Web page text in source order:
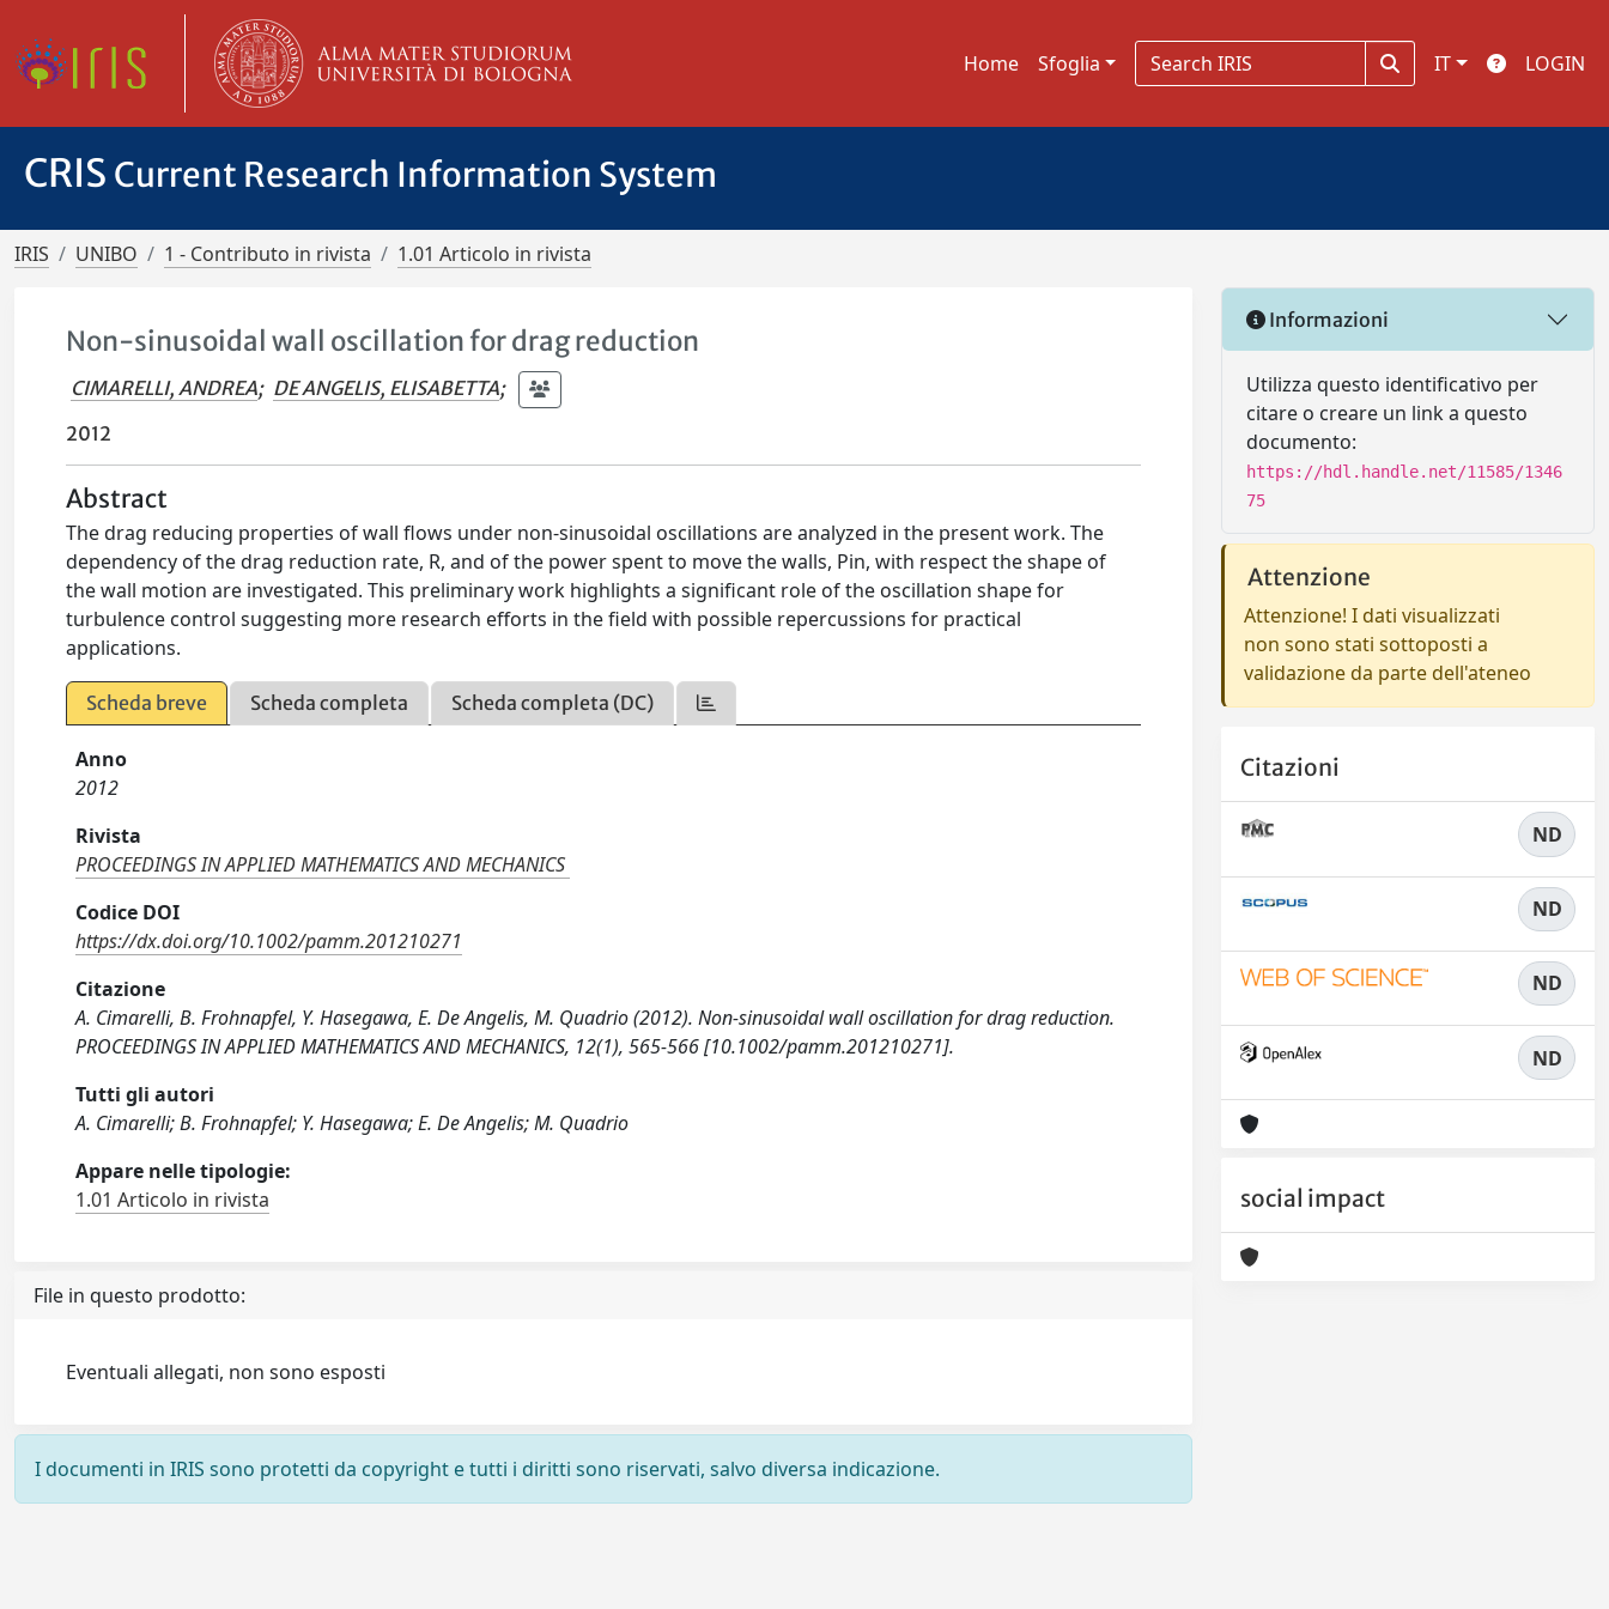
Home Sfoglia IT LOGIN
CRIS Current Research Information System
IRIS UNIBO 1 - Contributo in rivista 1.01 Articolo in rivista
Non-sinusoidal wall oscillation for drag reduction
CIMARELLI, ANDREA; DE ANGELIS, ELISABETTA;
2012
Abstract
The drag reducing properties of wall flows under non-sinusoidal oscillations are analyzed in the present work. The
dependency of the drag reduction rate, R, and of the power spent to move the walls, Pin, with respect the shape of
the wall motion are investigated. This preliminary work highlights a significant role of the oscillation shape for
turbulence control suggesting more research efforts in the field with possible repercussions for practical
applications.
Scheda breve Scheda completa Scheda completa (DC)
Anno
2012
Rivista
PROCEEDINGS IN APPLIED MATHEMATICS AND MECHANICS
Codice DOI
https://dx.doi.org/10.1002/pamm.201210271
Citazione
A. Cimarelli, B. Frohnapfel, Y. Hasegawa, E. De Angelis, M. Quadrio (2012). Non-sinusoidal wall oscillation for drag reduction.
PROCEEDINGS IN APPLIED MATHEMATICS AND MECHANICS, 12(1), 565-566 [10.1002/pamm.201210271].
Tutti gli autori
A. Cimarelli; B. Frohnapfel; Y. Hasegawa; E. De Angelis; M. Quadrio
Appare nelle tipologie:
1.01 Articolo in rivista
File in questo prodotto:
Eventuali allegati, non sono esposti
I documenti in IRIS sono protetti da copyright e tutti i diritti sono riservati, salvo diversa indicazione.
Informazioni
Utilizza questo identificativo per
citare o creare un link a questo
documento:
https://hdl.handle.net/11585/1346
75
Attenzione
Attenzione! I dati visualizzati
non sono stati sottoposti a
validazione da parte dell'ateneo
Citazioni
ND
ND
ND
ND
social impact